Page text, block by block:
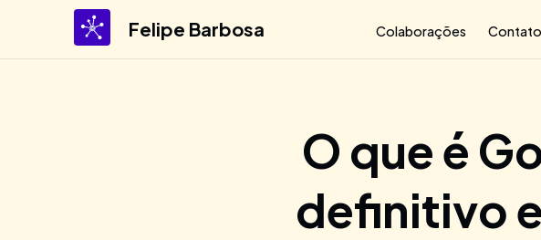
Felipe Barbosa Colaborações Contato
O que é
definitivo